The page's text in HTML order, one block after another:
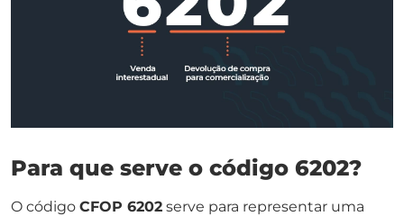
Para que serve o código 6202?
O código CFOP 6202 serve para representar uma